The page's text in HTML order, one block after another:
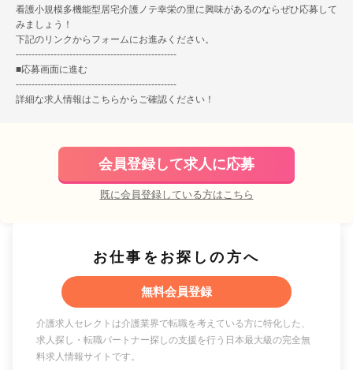
看護小規模多機能型居宅介護ノテ幸栄の里に興味があるのならぜひ応募して
みましょう！
下記のリンクからフォームにお進みください。
---------------------------------------------------
■応募画面に進む
---------------------------------------------------
詳細な求人情報はこちらからご確認ください！
会員登録して求人に応募
既に会員登録している方はこちら
お仕事をお探しの方へ
無料会員登録
介護求人セレクトは介護業界で転職を考えている方に特化した、
求人探し・転職パートナー探しの支援を行う日本最大級の完全無
料求人情報サイトです。